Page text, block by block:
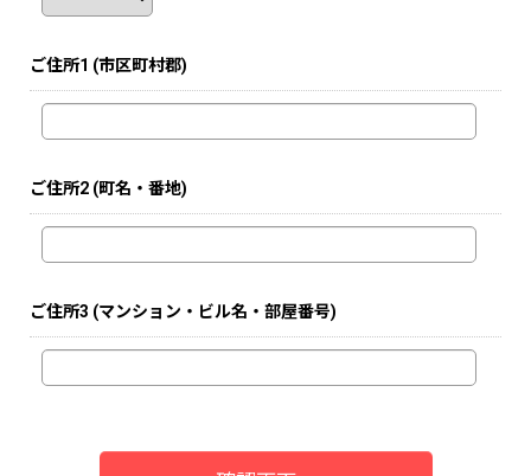
ご住所1 (市区町村郡)
ご住所2 (町名・番地)
ご住所3 (マンション・ビル名・部屋番号)